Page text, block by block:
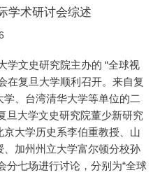
学术研讨会综述
学文史研究院主办的 “全球视
在复旦大学顺利召开。来自复
、台湾清华大学等单位的二
旦大学文史研究院董少新研究
大学历史系李伯重教授、山
加州州立大学富尔顿分校孙
分七场进行讨论，分别为“全球